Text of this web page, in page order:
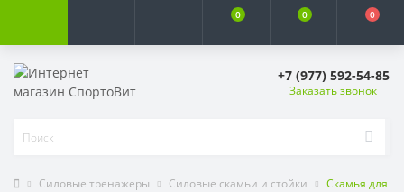
0 0 0
+7 (977) 592-54-85
Заказать звонок
Силовые тренажеры Силовые скамьи и стойки Скамья для